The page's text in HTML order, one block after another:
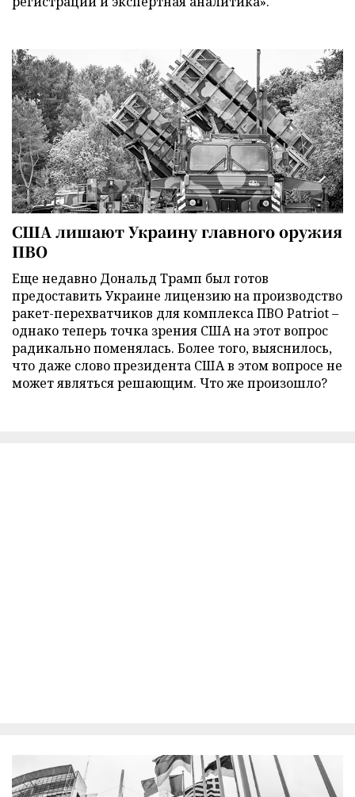
США лишают Украину главного оружия
ПВО
Еще недавно Дональд Трамп был готов
предоставить Украине лицензию на производство
ракет-перехватчиков для комплекса ПВО Patriot –
однако теперь точка зрения США на этот вопрос
радикально поменялась. Более того, выяснилось,
что даже слово президента США в этом вопросе не
может являться решающим. Что же произошло?